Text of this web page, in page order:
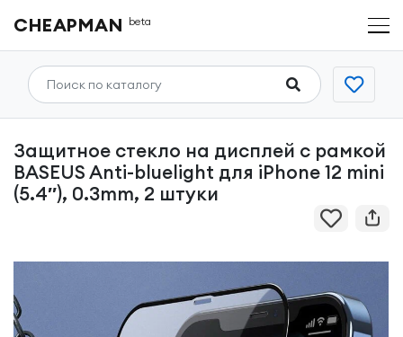
CHEAPMAN beta
Защитное стекло на дисплей с рамкой
BASEUS Anti-bluelight для iPhone 12 mini
(5.4″), 0.3mm, 2 штуки